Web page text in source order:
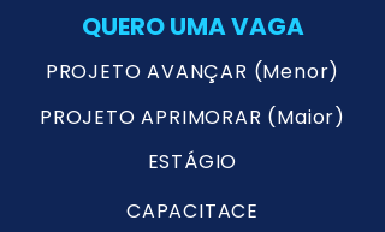
QUERO UMA VAGA
PROJETO AVANÇAR (Menor)
PROJETO APRIMORAR (Maior)
ESTÁGIO
CAPACITACE